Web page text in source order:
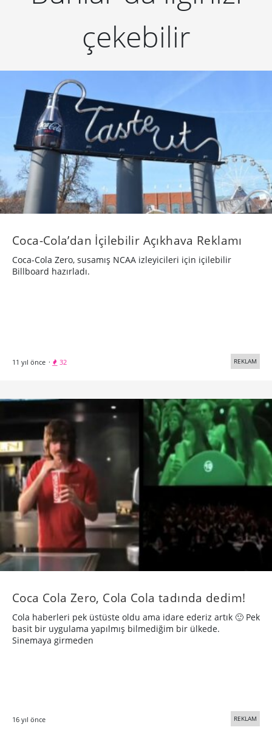
çekebilir
Coca-Cola’dan İçilebilir Açıkhava Reklamı
Coca-Cola Zero, susamış NCAA izleyicileri için içilebilir
Billboard hazırladı.
11 yıl önce · 32 REKLAM
Coca Cola Zero, Cola Cola tadında dedim!
Cola haberleri pek üstüste oldu ama idare ederiz artık 🙂 Pek
basit bir uygulama yapılmış bilmediğim bir ülkede.
Sinemaya girmeden
16 yıl önce REKLAM